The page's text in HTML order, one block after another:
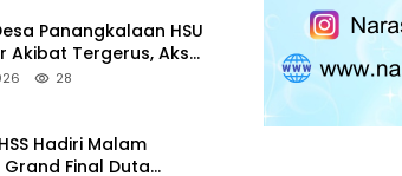
Panangkalaan HSU
Akibat Tergerus, Akses
28
Hadiri Malam
Grand Final Duta